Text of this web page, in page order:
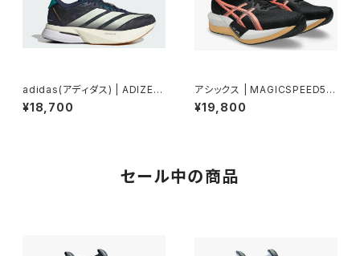
adidas(アディダス) | ADIZER
OBOSTON13M | Night indi
go/Wonderwhite/Equipme
¥18,700
アシックス | MAGICSPEED5 |
BLACK/SUNCORAL | Unise
x
¥19,800
セール中の商品